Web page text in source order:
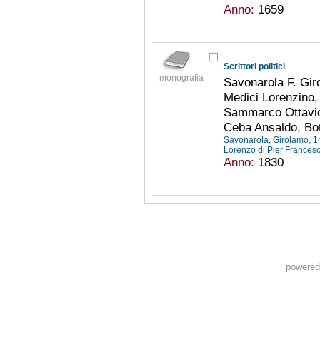
Anno: 1659
monografia
Scrittori politici
Savonarola F.
Medici
Sammarco
Ceba Ansaldo,
Savonarola, Girolamo,
Lorenzo di Pier
Anno: 1830